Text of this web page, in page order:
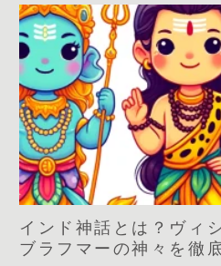
インド神話とは？ヴィ
ブラフマーの神々を徹